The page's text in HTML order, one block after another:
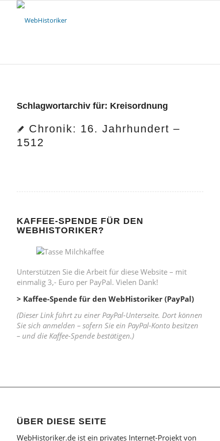
Schlagwortarchiv für: Kreisordnung
Chronik: 16. Jahrhundert –
1512
KAFFEE-SPENDE FÜR DEN
WEBHISTORIKER?
Unterstützen Sie die Arbeit für diese Website – mit
einmalig 3,- Euro per PayPal. Vielen Dank!
> Kaffee-Spende für den WebHistoriker (PayPal)
(Dieser Link führt zu einer PayPal-Unterseite. Dort können
Sie sich anmelden – sofern Sie ein PayPal-Konto besitzen
– und die Kaffee-Spende bestätigen.)
ÜBER DIESE SEITE
WebHistoriker.de ist ein privates Internet-Projekt von